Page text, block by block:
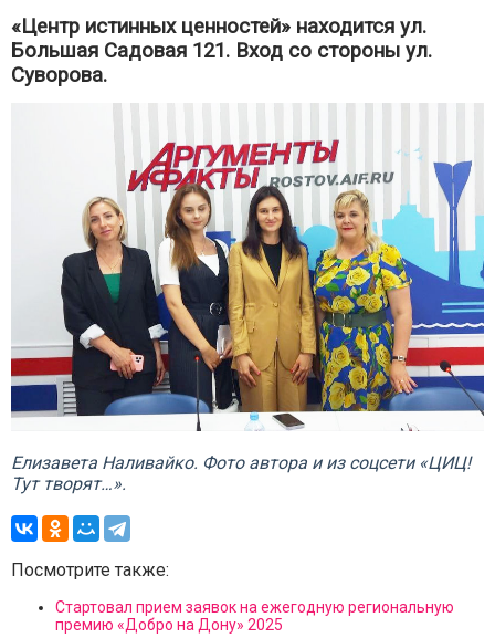
«Центр истинных ценностей» находится ул.
Большая Садовая 121. Вход со стороны ул.
Суворова.
Елизавета Наливайко. Фото автора и из соцсети «ЦИЦ!
Тут творят…».
Посмотрите также:
Стартовал прием заявок на ежегодную региональную
премию «Добро на Дону» 2025